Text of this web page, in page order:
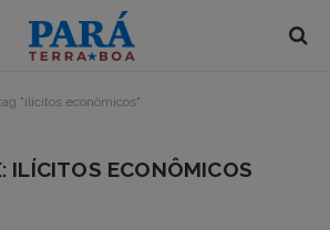
"ilícitos econômicos"
ILÍCITOS ECONÔMICOS